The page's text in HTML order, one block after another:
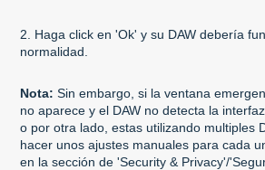
2. Haga click en 'Ok' y su DAW debería
normalidad.
Nota: Sin embargo, si la ventana
no aparece y el DAW no detecta la
o por otra lado, estas utilizando multiples
hacer unos ajustes manuales para cada
en la sección de 'Security & Privacy'/